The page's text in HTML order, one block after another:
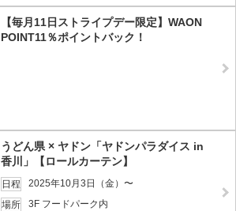
【毎月11日ストライプデー限定】WAON
POINT11％ポイントバック！
うどん県 × ヤドン「ヤドンパラダイス in
香川」【ロールカーテン】
日程
2025年10月3日（金）〜
場所
3F フードパーク内